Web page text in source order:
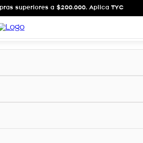
superiores a $200.000. Aplica TYC